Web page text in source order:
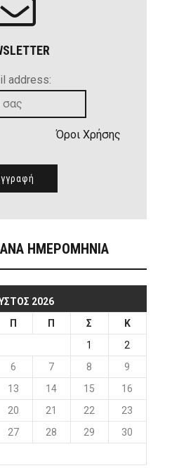
address:
Όροι Χρήσης
ΗΜΕΡΟΜΗΝΙΑ
2026
Π Π Σ
Κ
1
2
6 7 8
9
13 14 15
16
20 21 22
23
27 28 29
30